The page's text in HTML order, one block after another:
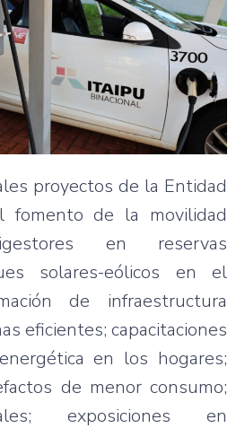
proyectos de la Entidad
fomento de la movilidad
en reservas
solares-eólicos en el
de infraestructura
eficientes; capacitaciones
en los hogares;
de menor consumo;
exposiciones en